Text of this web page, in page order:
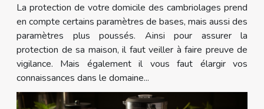
La protection de votre domicile des cambriolages prend
en compte certains paramètres de bases, mais aussi des
paramètres plus poussés. Ainsi pour assurer la
protection de sa maison, il faut veiller à faire preuve de
vigilance. Mais également il vous faut élargir vos
connaissances dans le domaine...